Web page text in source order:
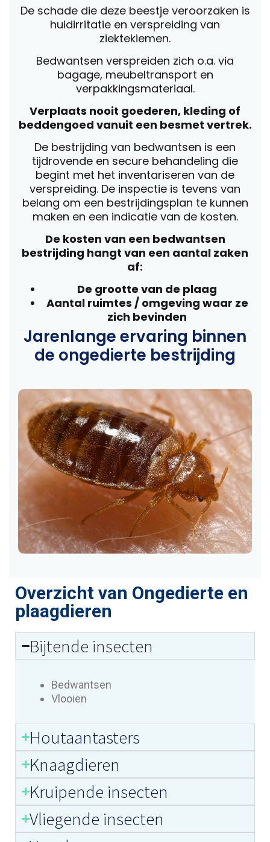
De schade die deze beestje veroorzaken is
huidirritatie en verspreiding van
ziektekiemen.
Bedwantsen verspreiden zich o.a. via
bagage, meubeltransport en
verpakkingsmateriaal.
Verplaats nooit goederen, kleding of
beddengoed vanuit een besmet vertrek.
De bestrijding van bedwantsen is een
tijdrovende en secure behandeling die
begint met het inventariseren van de
verspreiding. De inspectie is tevens van
belang om een bestrijdingsplan te kunnen
maken en een indicatie van de kosten.
De kosten van een bedwantsen
bestrijding hangt van een aantal zaken
af:
De grootte van de plaag
Aantal ruimtes / omgeving waar ze
zich bevinden
Jarenlange ervaring binnen
de ongedierte bestrijding
Overzicht van Ongedierte en
plaagdieren
Bijtende insecten
Bedwantsen
Vlooien
Houtaantasters
Knaagdieren
Kruipende insecten
Vliegende insecten